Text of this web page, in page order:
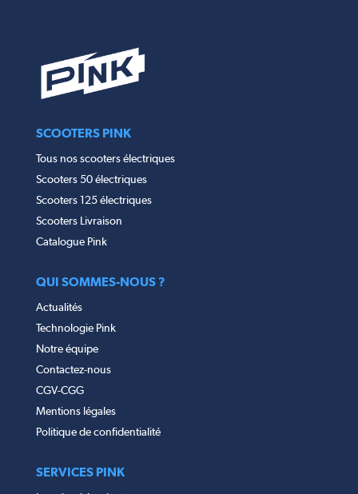
SCOOTERS PINK
Tous nos scooters électriques
Scooters 50 électriques
Scooters 125 électriques
Scooters Livraison
Catalogue Pink
QUI SOMMES-NOUS ?
Actualités
Technologie Pink
Notre équipe
Contactez-nous
CGV-CGG
Mentions légales
Politique de confidentialité
SERVICES PINK